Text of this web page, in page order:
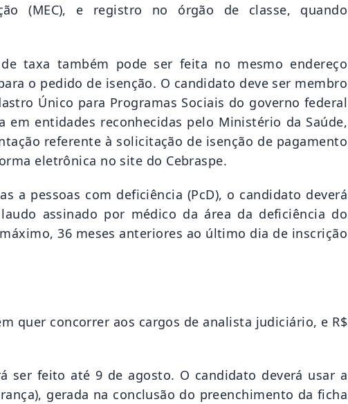
(MEC), e registro no órgão de classe, quando
taxa também pode ser feita no mesmo endereço
o pedido de isenção. O candidato deve ser membro
Único para Programas Sociais do governo federal
em entidades reconhecidas pelo Ministério da Saúde,
referente à solicitação de isenção de pagamento
eletrônica no site do Cebraspe.
a pessoas com deficiência (PcD), o candidato deverá
assinado por médico da área da deficiência do
36 meses anteriores ao último dia de inscrição
quer concorrer aos cargos de analista judiciário, e R$
ser feito até 9 de agosto. O candidato deverá usar a
gerada na conclusão do preenchimento da ficha